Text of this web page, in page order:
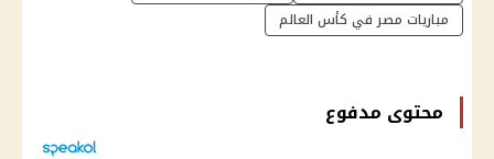
مباريات مصر في كأس العالم
محتوى مدفوع